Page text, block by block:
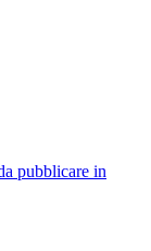
pubblicare in